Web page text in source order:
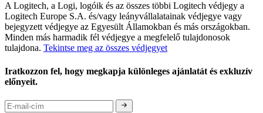
A Logitech, a Logi, logóik és az összes többi Logitech védjegy a
Logitech Europe S.A. és/vagy leányvállalatainak védjegye vagy
bejegyzett védjegye az Egyesült Államokban és más országokban.
Minden más harmadik fél védjegye a megfelelő tulajdonosok
tulajdona. Tekintse meg az összes védjegyet
Iratkozzon fel, hogy megkapja különleges ajánlatát és exkluzív
előnyeit.